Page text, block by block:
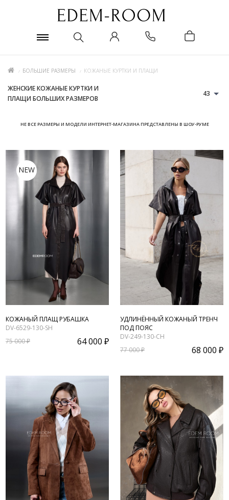
БОЛЬШИЕ РАЗМЕРЫ КОЖАНЫЕ КУРТКИ И ПЛАЩИ
ЖЕНСКИЕ КОЖАНЫЕ КУРТКИ И
ПЛАЩИ БОЛЬШИХ РАЗМЕРОВ
НЕ ВСЕ РАЗМЕРЫ И МОДЕЛИ ИНТЕРНЕТ-МАГАЗИНА ПРЕДСТАВЛЕНЫ В ШОУ-РУМЕ
43
NEW
КОЖАНЫЙ ПЛАЩ РУБАШКА
DV-6529-130-SH
75 000 ₽
64 000 ₽
УДЛИНЁННЫЙ КОЖАНЫЙ ТРЕНЧ
ПОД ПОЯС
DV-249-130-CH
77 000 ₽
68 000 ₽